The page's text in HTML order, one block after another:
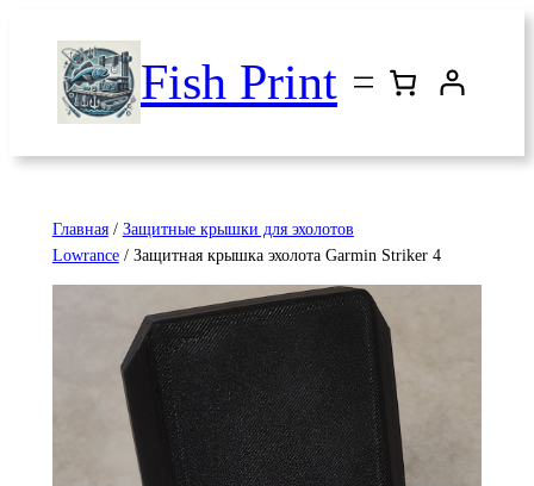
содержимому Fish Print
Главная/ Защитные крышки для эхолотов
Lowrance/ Защитная крышка эхолота Garmin Striker 4